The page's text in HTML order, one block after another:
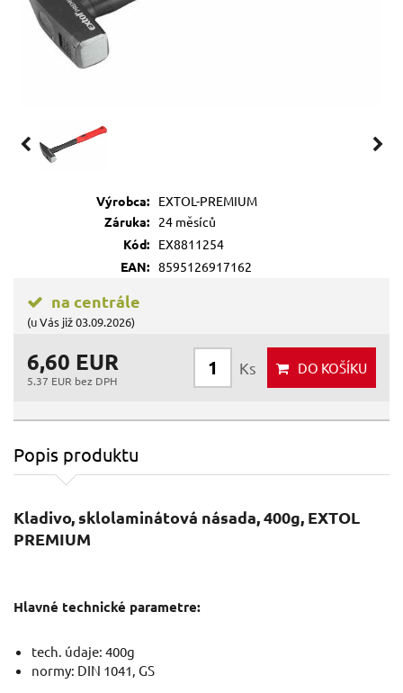
Výrobca:
EXTOL-PREMIUM
Záruka:
24 měsíců
Kód:
EX8811254
EAN: 8595126917162
na centrále
(u Vás již 03.09.2026)
6,60 EUR
5.37 EUR bez DPH
Ks DO KOŠÍKU
Popis produktu
Kladivo, sklolaminátová násada, 400g, EXTOL
PREMIUM
Hlavné technické parametre:
tech. údaje: 400g
normy: DIN 1041, GS